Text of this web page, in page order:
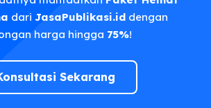
dari JasaPublikasi.iddengan
harga hingga 75%!
Sekarang